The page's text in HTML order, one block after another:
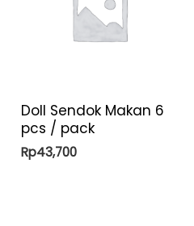
Doll Sendok Makan 6
pcs / pack
Rp43,700